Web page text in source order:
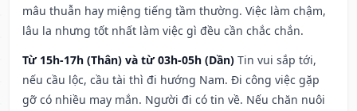
mâu thuẫn hay miệng tiếng tầm thường. Việc làm chậm,
lâu la nhưng tốt nhất làm việc gì đều cần chắc chắn.
Từ 15h-17h (Thân) và từ 03h-05h (Dần) Tin vui sắp tới,
nếu cầu lộc, cầu tài thì đi hướng Nam. Đi công việc gặp
gỡ có nhiều may mắn. Người đi có tin về. Nếu chăn nuôi